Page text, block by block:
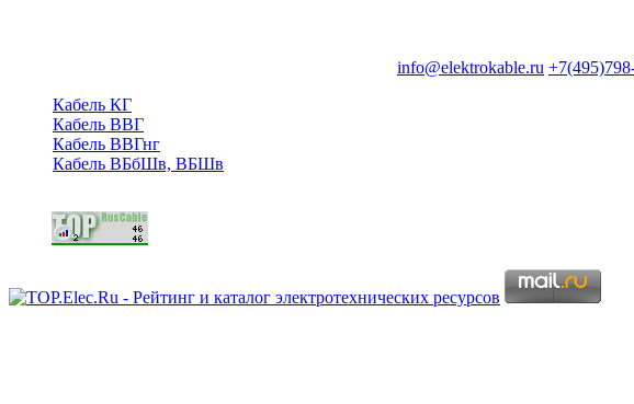
info@elektrokable.ru
Кабель КГ
Кабель ВВГ
Кабель ВВГнг
Кабель ВБбШв, ВБШв